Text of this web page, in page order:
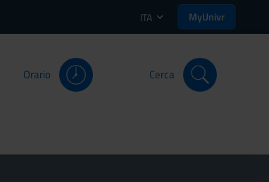
ITA MyUnivr
Orario Cerca